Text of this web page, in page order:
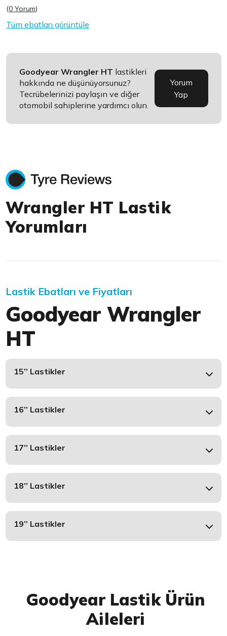
(0 Yorum)
Tüm ebatları görüntüle
Goodyear Wrangler HT lastikleri
hakkında ne düşünüyorsunuz?
Tecrübelerinizi paylaşın ve diğer
otomobil sahiplerine yardımcı olun.
Yorum
Yap
Wrangler HT Lastik
Yorumları
Lastik Ebatları ve Fiyatları
Goodyear Wrangler
HT
15’’ Lastikler
16’’ Lastikler
17’’ Lastikler
18’’ Lastikler
19’’ Lastikler
Goodyear Lastik Ürün
Aileleri